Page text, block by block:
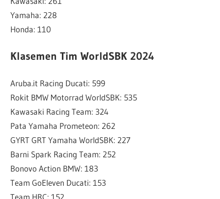
Yamaha: 228
Honda: 110
Klasemen Tim WorldSBK 2024
Aruba.it Racing Ducati: 599
Rokit BMW Motorrad WorldSBK: 535
Kawasaki Racing Team: 324
Pata Yamaha Prometeon: 262
GYRT GRT Yamaha WorldSBK: 227
Barni Spark Racing Team: 252
Bonovo Action BMW: 183
Team GoEleven Ducati: 153